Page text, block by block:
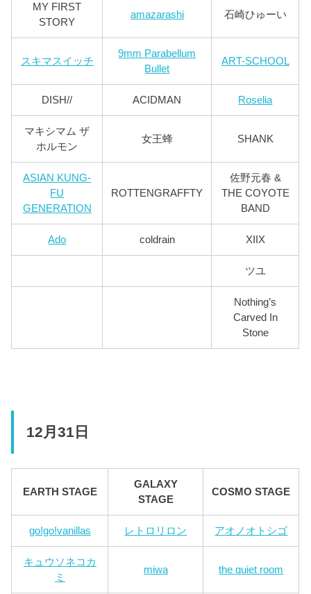
MY FIRST
STORY
amazarashi 石崎ひゅーい
スキマスイッチ
9mm Parabellum
Bullet
ART-SCHOOL
DISH// ACIDMAN Roselia
マキシマム ザ
ホルモン
女王蜂 SHANK
ASIAN KUNG-
FU
GENERATION
ROTTENGRAFFTY
佐野元春 &
THE COYOTE
BAND
Ado coldrain XIIX
ツユ
Nothing’s
Carved In
Stone
12月31日
EARTH STAGE
GALAXY
STAGE
COSMO STAGE
go!go!vanillas レトロリロン アオノオトシゴ
キュウソネコカ
ミ
miwa the quiet room